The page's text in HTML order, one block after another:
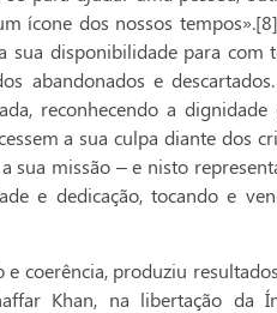
ícone dos nossos
sua disponibilidade para
abandonados e
reconhecendo a
a sua culpa diante dos
sua missão – e nisto
e dedicação, tocando e
coerência, produziu
Khan, na libertação